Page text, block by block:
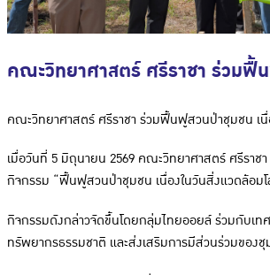
คณะวิทยาศาสตร์ ศรีราชา ร่วมฟื้
คณะวิทยาศาสตร์ ศรีราชา ร่วมฟื้นฟูสวนป่าชุมชน เ
เมื่อวันที่ 5 มิถุนายน 2569 คณะวิทยาศาสตร์ ศรีราช
กิจกรรม “ฟื้นฟูสวนป่าชุมชน เนื่องในวันสิ่งแวดล้อม
กิจกรรมดังกล่าวจัดขึ้นโดยกลุ่มไทยออยล์ ร่วมกับเ
ทรัพยากรธรรมชาติ และส่งเสริมการมีส่วนร่วมของ